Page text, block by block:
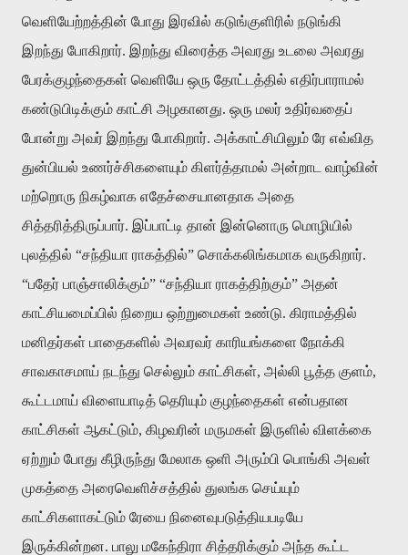
வெளியேற்றத்தின் போது இரவில் கடுங்குளிரில் நடுங்கி
இறந்து போகிறார். இறந்து விரைத்த அவரது உடலை அவரது
பேரக்குழந்தைகள் வெளியே ஒரு தோட்டத்தில் எதிர்பாராமல்
கண்டுபிடிக்கும் காட்சி அழகானது. ஒரு மலர் உதிர்வதைப்
போன்று அவர் இறந்து போகிறார். அக்காட்சியிலும் ரே எவ்வித
துன்பியல் உணர்ச்சிகளையும் கிளர்த்தாமல் அன்றாட
வாழ்வின்
மற்றொரு நிகழ்வாக எதேச்சையானதாக அதை
சித்தரித்திருப்பார். இப்பாட்டி தான் இன்னொரு மொழியில்
புலத்தில் “சந்தியா ராகத்தில்” சொக்கலிங்கமாக வருகிறார்.
“பதேர் பாஞ்சாலிக்கும்” “சந்தியா ராகத்திற்கும்” அதன்
காட்சியமைப்பில் நிறைய ஒற்றுமைகள் உண்டு. கிராமத்தில்
மனிதர்கள் பாதைகளில் அவரவர் காரியங்களை நோக்கி
சாவகாசமாய் நடந்து செல்லும் காட்சிகள், அல்லி பூத்த குளம்,
கூட்டமாய் விளையாடித் தெரியும் குழந்தைகள் என்பதான
காட்சிகள் ஆகட்டும், கிழவரின் மருமகள் இருளில் விளக்கை
ஏற்றும் போது கீழிருந்து மேலாக ஒளி அரும்பி பொங்கி அவள்
முகத்தை அரைவெளிச்சத்தில் துலங்க செய்யும்
காட்சிகளாகட்டும் ரேயை நினைவுபடுத்தியபடியே
இருக்கின்றன. பாலு மகேந்திரா சித்தரிக்கும் அந்த கூட்ட